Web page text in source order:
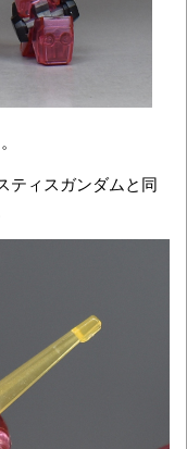
ティスガンダムと同